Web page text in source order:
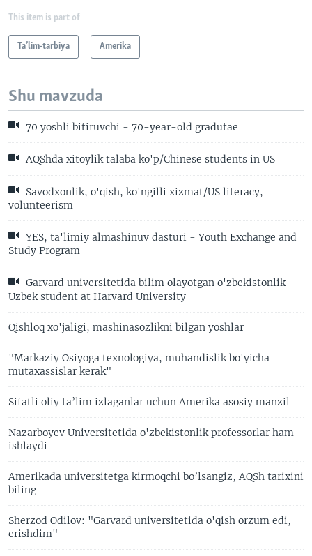
This item is part of
Ta’lim-tarbiya Amerika
Shu mavzuda
70 yoshli bitiruvchi - 70-year-old gradutae
AQShda xitoylik talaba ko'p/Chinese students in US
Savodxonlik, o'qish, ko'ngilli xizmat/US literacy,
volunteerism
YES, ta'limiy almashinuv dasturi - Youth Exchange and
Study Program
Garvard universitetida bilim olayotgan o'zbekistonlik -
Uzbek student at Harvard University
Qishloq xo'jaligi, mashinasozlikni bilgan yoshlar
"Markaziy Osiyoga texnologiya, muhandislik bo'yicha
mutaxassislar kerak"
Sifatli oliy ta’lim izlaganlar uchun Amerika asosiy manzil
Nazarboyev Universitetida o'zbekistonlik professorlar ham
ishlaydi
Amerikada universitetga kirmoqchi bo’lsangiz, AQSh tarixini
biling
Sherzod Odilov: "Garvard universitetida o'qish orzum edi,
erishdim"